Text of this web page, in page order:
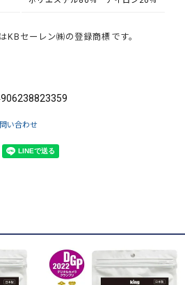
セーレン㈱の登録商標です。
い合わせ